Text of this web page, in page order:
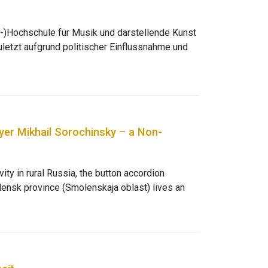
für Musik und darstellende Kunst
aufgrund politischer Einflussnahme und
Mikhail Sorochinsky – a Non-
in rural Russia, the button accordion
province (Smolenskaja oblast) lives an
Further, the historical background